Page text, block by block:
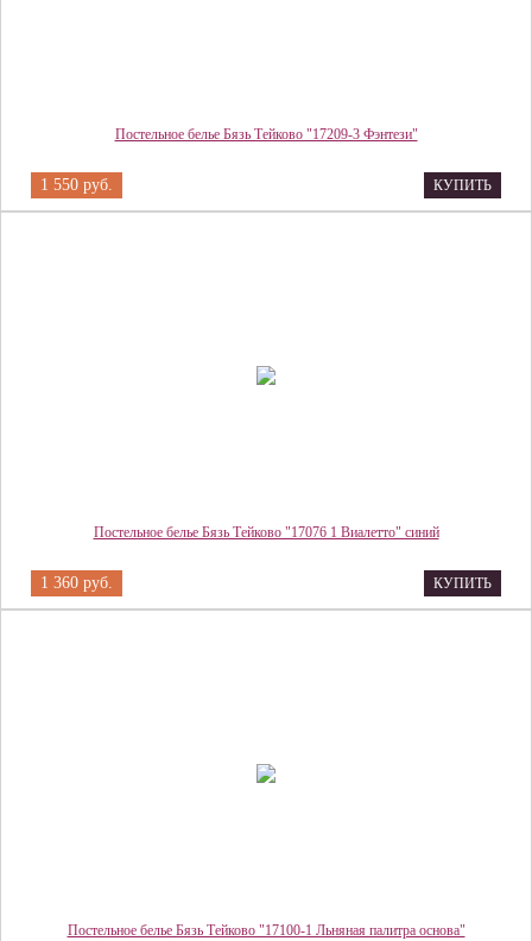
Постельное белье Бязь Тейково "17209-3 Фэнтези"
1 550 руб. КУПИТЬ
Постельное белье Бязь Тейково "17076 1 Виалетто" синий
1 360 руб. КУПИТЬ
Постельное белье Бязь Тейково "17100-1 Льняная палитра основа"